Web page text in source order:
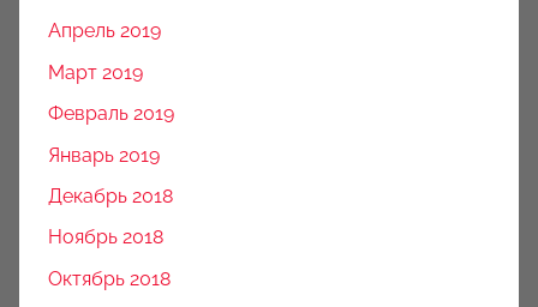
Апрель 2019
Март 2019
Февраль 2019
Январь 2019
Декабрь 2018
Ноябрь 2018
Октябрь 2018